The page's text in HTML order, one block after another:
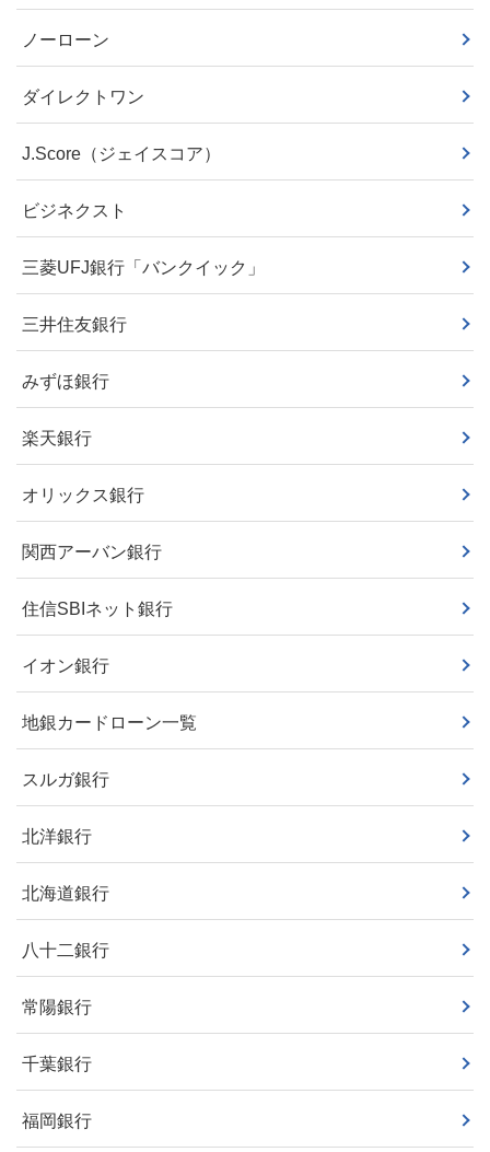
ノーローン
ダイレクトワン
J.Score（ジェイスコア）
ビジネクスト
三菱UFJ銀行「バンクイック」
三井住友銀行
みずほ銀行
楽天銀行
オリックス銀行
関西アーバン銀行
住信SBIネット銀行
イオン銀行
地銀カードローン一覧
スルガ銀行
北洋銀行
北海道銀行
八十二銀行
常陽銀行
千葉銀行
福岡銀行